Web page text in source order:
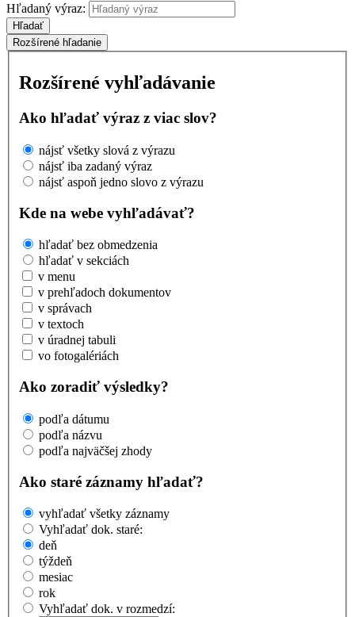
Hľadaný výraz:
Hľadať
Rozšírené hľadanie
Rozšírené vyhľadávanie
Ako hľadať výraz z viac slov?
nájsť všetky slová z výrazu
nájsť iba zadaný výraz
nájsť aspoň jedno slovo z výrazu
Kde na webe vyhľadávať?
hľadať bez obmedzenia
hľadať v sekciách
v menu
v prehľadoch dokumentov
v správach
v textoch
v úradnej tabuli
vo fotogalériách
Ako zoradiť výsledky?
podľa dátumu
podľa názvu
podľa najväčšej zhody
Ako staré záznamy hľadať?
vyhľadať všetky záznamy
Vyhľadať dok. staré:
deň
týždeň
mesiac
rok
Vyhľadať dok. v rozmedzí: